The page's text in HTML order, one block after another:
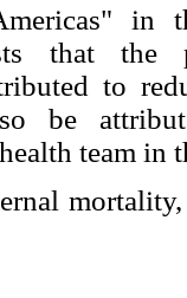
in
that the
to
be
team in